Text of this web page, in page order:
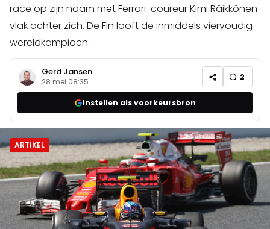
race op zijn naam met Ferrari-coureur Kimi Räikkönen
vlak achter zich. De Fin looft de inmiddels viervoudig
wereldkampioen.
Gerd Jansen
28 mei 08:35 2
Instellen als voorkeursbron
ARTIKEL